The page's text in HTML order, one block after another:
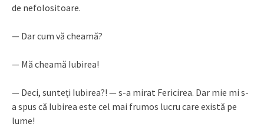
de nefolositoare.
— Dar cum vă cheamă?
— Mă cheamă Iubirea!
— Deci, sunteți Iubirea?! — s-a mirat Fericirea. Dar mie mi s-
a spus că Iubirea este cel mai frumos lucru care există pe
lume!